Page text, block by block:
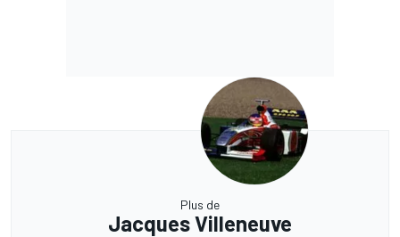
Plus de
Jacques Villeneuve